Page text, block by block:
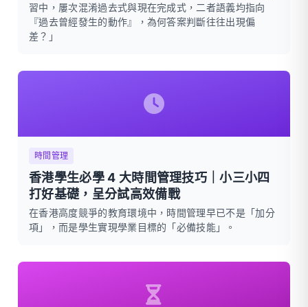
習中，屢次混淆過去式與現在完成式，二者語義均指向
『過去曾經發生的動作』，為何答案判斷往往出現偏
差？」
時間管理
香港學生必學 4 大時間管理技巧｜小三小四
打好基礎，呈分試高效備戰
在香港高度競爭的教育環境中，時間管理早已不是「加分
項」，而是學生實現學業目標的「必備技能」。